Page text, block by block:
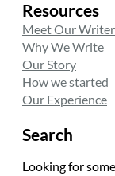
Resources
Meet Our
Why We Write
Our Story
How we started
Our Experience
Search
Looking for